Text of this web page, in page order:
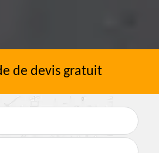
de devis gratuit